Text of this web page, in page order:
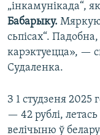
„інкамунікада“, як
Бабарыку.
сьпісах“.
карэктуецца», —
Судаленка.
З 1 студзеня 2025
— 42 рублі,
велічыню ў